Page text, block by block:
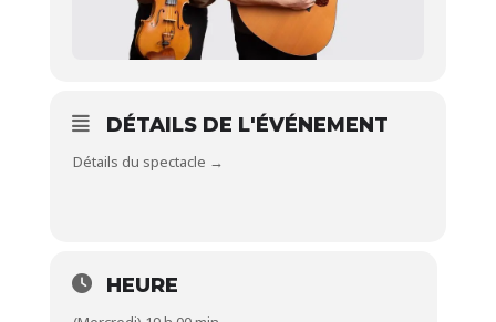
DÉTAILS DE L'ÉVÉNEMENT
Détails du spectacle →
HEURE